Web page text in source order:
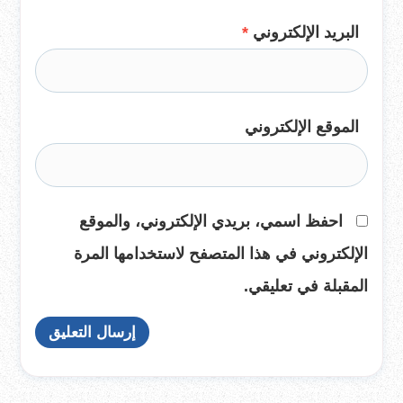
البريد الإلكتروني *
الموقع الإلكتروني
احفظ اسمي، بريدي الإلكتروني، والموقع
الإلكتروني في هذا المتصفح لاستخدامها المرة
المقبلة في تعليقي.